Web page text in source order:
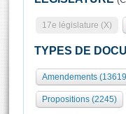
Présidence
577 députés
Groupes
Séance publique
Commissions et
Europe et
Rôle et pouvoirs
Organisation de
Présidence
Visiter
Visite virtuelle
Assister à une
17e législature (X)
TYPES DE
Amendements
Propositions (2245)